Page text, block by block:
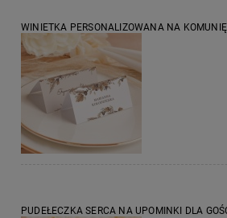
WINIETKA PERSONALIZOWANA NA
PUDEŁECZKA SERCA NA UPOMINKI DLA